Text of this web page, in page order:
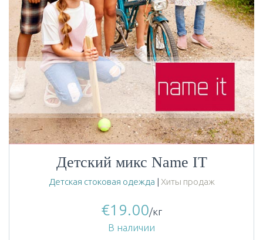
Детский микс Name IT
Детская стоковая одежда Хиты продаж
€19.00/кг
В наличии